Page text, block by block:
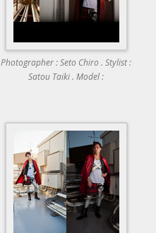
Photographer : Seto Chiro . Stylist :
Satou Taiki . Model :